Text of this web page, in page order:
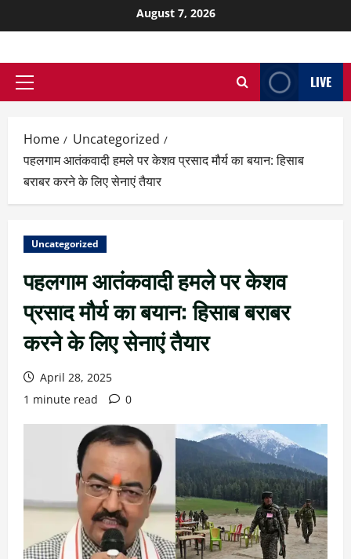
August 7, 2026
LIVE
Home
Uncategorized
पहलगाम आतंकवादी हमले पर केशव प्रसाद मौर्य का बयान: हिसाब
बराबर करने के लिए सेनाएं तैयार
Uncategorized
पहलगाम आतंकवादी हमले पर केशव
प्रसाद मौर्य का बयान: हिसाब बराबर
करने के लिए सेनाएं तैयार
April 28, 2025
1 minute read
0